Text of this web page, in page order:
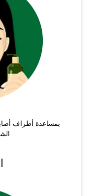
بمساعدة أطراف